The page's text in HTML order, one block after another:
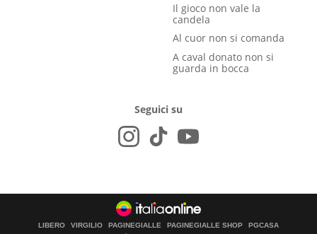
Il gioco non vale la
candela
Al cuor non si comanda
A caval donato non si
guarda in bocca
Seguici su
LIBERO VIRGILIO PAGINEGIALLE PAGINEGIALLE SHOP PGCASA